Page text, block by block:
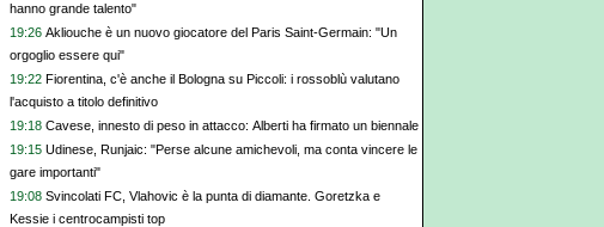
hanno grande talento"
19:26 Akliouche è un nuovo giocatore del Paris Saint-Germain: "Un
orgoglio essere qui"
19:22 Fiorentina, c'è anche il Bologna su Piccoli: i rossoblù valutano
l'acquisto a titolo definitivo
19:18 Cavese, innesto di peso in attacco: Alberti ha firmato un biennale
19:15 Udinese, Runjaic: "Perse alcune amichevoli, ma conta vincere le
gare importanti"
19:08 Svincolati FC, Vlahovic è la punta di diamante. Goretzka e
Kessie i centrocampisti top